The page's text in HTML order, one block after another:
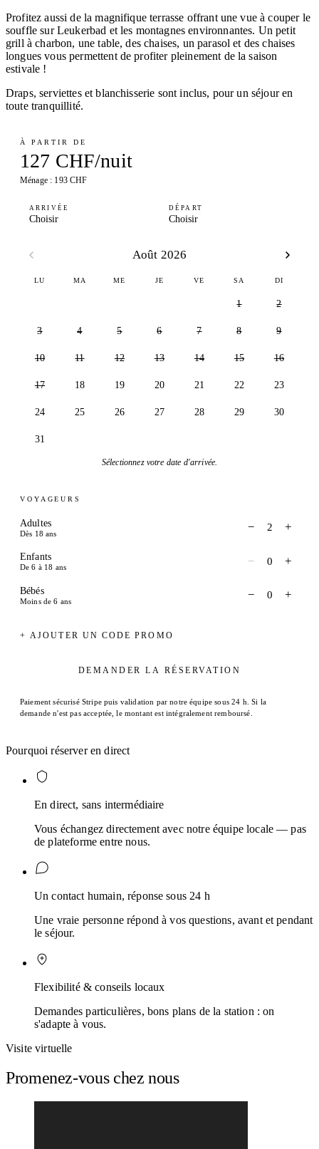
Profitez aussi de la magnifique terrasse offrant une vue à couper le
souffle sur Leukerbad et les montagnes environnantes. Un petit
grill à charbon, une table, des chaises, un parasol et des chaises
longues vous permettent de profiter pleinement de la saison
estivale !
Draps, serviettes et blanchisserie sont inclus, pour un séjour en
toute tranquillité.
À PARTIR DE
127 CHF/nuit
Ménage : 193 CHF
ARRIVÉE
Choisir
DÉPART
Choisir
Août 2026
LU MA ME JE VE SA DI
1 2
3 4 5 6 7 8 9
10 11 12 13 14 15 16
17 18 19 20 21 22 23
24 25 26 27 28 29 30
31
Sélectionnez votre date d'arrivée.
VOYAGEURS
Adultes
Dès 18 ans − 2 +
Enfants
De 6 à 18 ans − 0 +
Bébés
Moins de 6 ans − 0 +
+ AJOUTER UN CODE PROMO
DEMANDER LA RÉSERVATION
Paiement sécurisé Stripe puis validation par notre équipe sous 24 h. Si la
demande n'est pas acceptée, le montant est intégralement remboursé.
Pourquoi réserver en direct
En direct, sans intermédiaire
Vous échangez directement avec notre équipe locale — pas
de plateforme entre nous.
Un contact humain, réponse sous 24 h
Une vraie personne répond à vos questions, avant et pendant
le séjour.
Flexibilité & conseils locaux
Demandes particulières, bons plans de la station : on
s'adapte à vous.
Visite virtuelle
Promenez-vous chez nous